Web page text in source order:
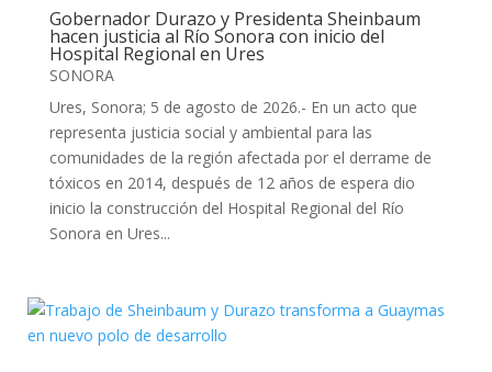
Gobernador Durazo y Presidenta Sheinbaum
hacen justicia al Río Sonora con inicio del
Hospital Regional en Ures
SONORA
Ures, Sonora; 5 de agosto de 2026.- En un acto que
representa justicia social y ambiental para las
comunidades de la región afectada por el derrame de
tóxicos en 2014, después de 12 años de espera dio
inicio la construcción del Hospital Regional del Río
Sonora en Ures...